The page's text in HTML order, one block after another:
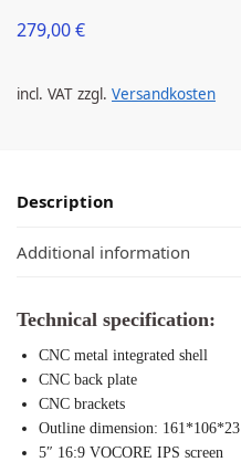
279,00€
incl. VAT zzgl. Versandkosten
Description
Additional information
Technical specification:
CNC metal integrated shell
CNC back plate
CNC brackets
Outline dimension: 161*106*23
5″ 16:9 VOCORE IPS screen